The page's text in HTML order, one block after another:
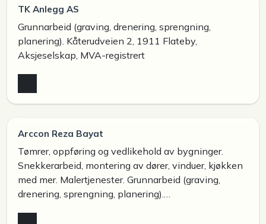
TK Anlegg AS
Grunnarbeid (graving, drenering, sprengning,
planering). Kåterudveien 2, 1911 Flateby,
Aksjeselskap, MVA-registrert
Arccon Reza Bayat
Tømrer, oppføring og vedlikehold av bygninger.
Snekkerarbeid, montering av dører, vinduer, kjøkken
med mer. Malertjenester. Grunnarbeid (graving,
drenering, sprengning, planering).…